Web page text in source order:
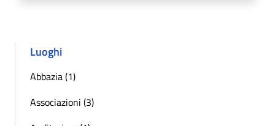
Luoghi
Abbazia (1)
Associazioni (3)